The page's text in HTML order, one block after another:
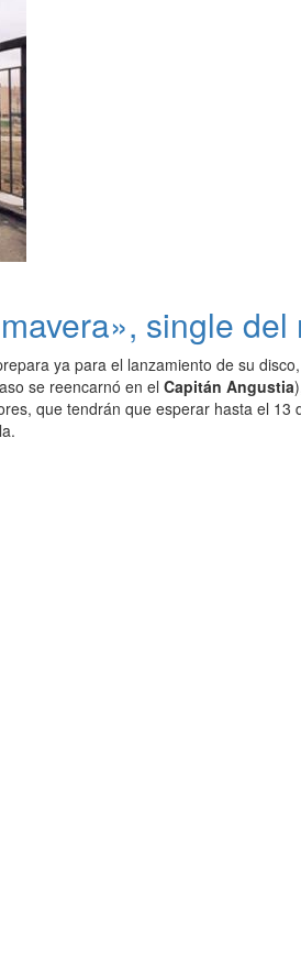
single
ya para el lanzamiento de su disco,
se reencarnó en el Capitán Angustia
que tendrán que esperar hasta el